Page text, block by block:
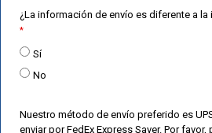
¿La información de envío es diferente a
Sí
No
Nuestro método de envío preferido es
enviar por FedEx Express Saver. Por